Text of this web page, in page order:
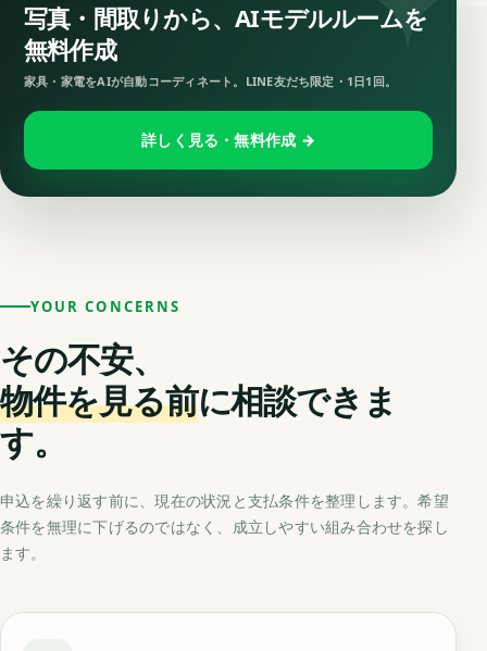
写真・間取りから、AIモデルルームを
無料作成
家具・家電をAIが自動コーディネート。LINE友だち限定・1日1回。
詳しく見る・無料作成 →
YOUR CONCERNS
その不安、
物件を見る前に相談できま
す。
申込を繰り返す前に、現在の状況と支払条件を整理します。希望
条件を無理に下げるのではなく、成立しやすい組み合わせを探し
ます。